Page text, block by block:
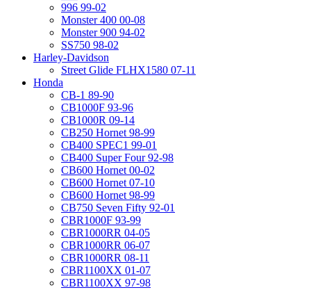
996 99-02
Monster 400 00-08
Monster 900 94-02
SS750 98-02
Harley-Davidson
Street Glide FLHX1580 07-11
Honda
CB-1 89-90
CB1000F 93-96
CB1000R 09-14
CB250 Hornet 98-99
CB400 SPEC1 99-01
CB400 Super Four 92-98
CB600 Hornet 00-02
CB600 Hornet 07-10
CB600 Hornet 98-99
CB750 Seven Fifty 92-01
CBR1000F 93-99
CBR1000RR 04-05
CBR1000RR 06-07
CBR1000RR 08-11
CBR1100XX 01-07
CBR1100XX 97-98